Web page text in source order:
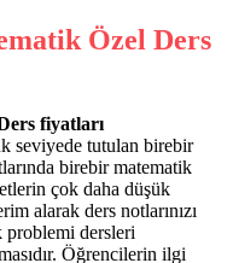
Özel Ders
fiyatları
seviyede tutulan birebir
birebir matematik
çok daha düşük
alarak ders notlarınızı
dersleri
Öğrencilerin ilgi